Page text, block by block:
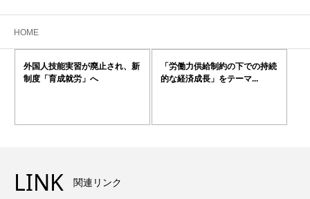
HOME
外国人技能実習が廃止され、新
制度「育成就労」へ
「労働力供給制約の下での持続
的な経済成長」をテーマ...
LINK 関連リンク